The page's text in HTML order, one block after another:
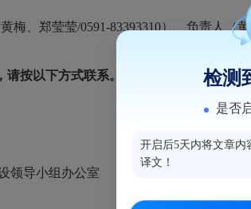
梅、郑莹莹/0591-83393310）、负责人（黄
按以下方式联系。
领导小组办公室
检测
是否
开启后5天内将文章内
译文！